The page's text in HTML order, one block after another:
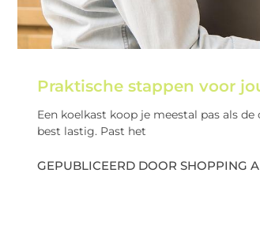
Praktische stappen voor
Een koelkast koop je meestal pas als
best lastig. Past het
GEPUBLICEERD DOOR SHOPPING